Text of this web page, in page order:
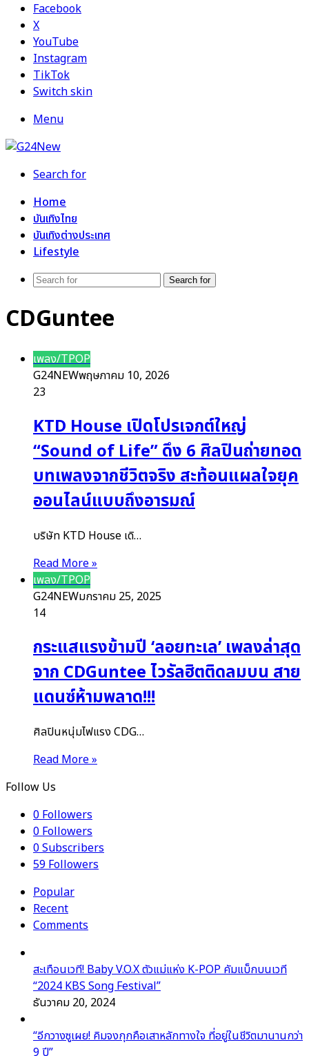
Facebook
X
YouTube
Instagram
TikTok
Switch skin
Menu
Search for
Home
บันเทิงไทย
บันเทิงต่างประเทศ
Lifestyle
Search for
CDGuntee
เพลง/TPOP
G24NEWพฤษภาคม 10, 2026
23
KTD House เปิดโปรเจกต์ใหญ่
“Sound of Life” ดึง 6 ศิลปินถ่ายทอด
บทเพลงจากชีวิตจริง สะท้อนแผลใจยุค
ออนไลน์แบบถึงอารมณ์
บริษัท KTD House เดิ…
Read More »
เพลง/TPOP
G24NEWมกราคม 25, 2025
14
กระแสแรงข้ามปี ‘ลอยทะเล’ เพลงล่าสุด
จาก CDGuntee ไวรัลฮิตติดลมบน สาย
แดนซ์ห้ามพลาด!!!
ศิลปินหนุ่มไฟแรง CDG…
Read More »
Follow Us
0 Followers
0 Followers
0Subscribers
59 Followers
Popular
Recent
Comments
สะเทือนเวที! Baby V.O.X ตัวแม่แห่ง K-POP คัมแบ็กบนเวที
“2024 KBS Song Festival”
ธันวาคม 20, 2024
“อีกวางซูเผย! คิมจงกุกคือเสาหลักทางใจ ที่อยู่ในชีวิตมานานกว่า
9 ปี”